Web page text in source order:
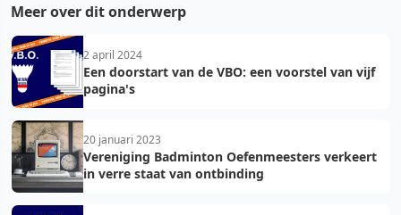
Meer over dit onderwerp
2 april 2024
Een doorstart van de VBO: een voorstel van vijf
pagina's
20 januari 2023
Vereniging Badminton Oefenmeesters verkeert
in verre staat van ontbinding